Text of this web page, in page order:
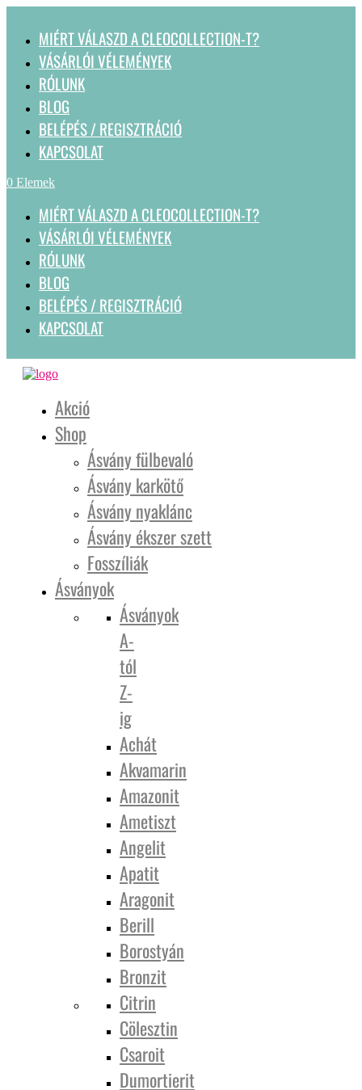
MIÉRT VÁLASZD A CLEOCOLLECTION-T?
VÁSÁRLÓI VÉLEMÉNYEK
RÓLUNK
BLOG
BELÉPÉS / REGISZTRÁCIÓ
KAPCSOLAT
0 Elemek
MIÉRT VÁLASZD A CLEOCOLLECTION-T?
VÁSÁRLÓI VÉLEMÉNYEK
RÓLUNK
BLOG
BELÉPÉS / REGISZTRÁCIÓ
KAPCSOLAT
Akció
Shop
Ásvány fülbevaló
Ásvány karkötő
Ásvány nyaklánc
Ásvány ékszer szett
Fosszíliák
Ásványok
Ásványok
A-
tól
Z-
ig
Achát
Akvamarin
Amazonit
Ametiszt
Angelit
Apatit
Aragonit
Berill
Borostyán
Bronzit
Citrin
Cölesztin
Csaroit
Dumortierit